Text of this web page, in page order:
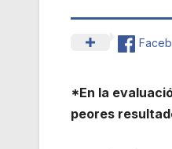
*En la
peores